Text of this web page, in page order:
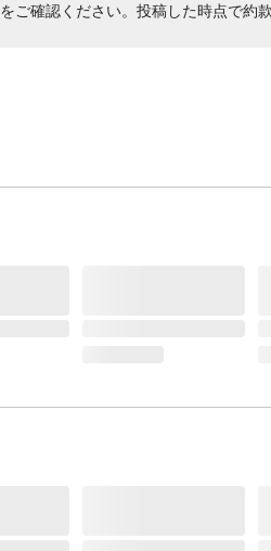
をご確認ください。投稿した時点で約